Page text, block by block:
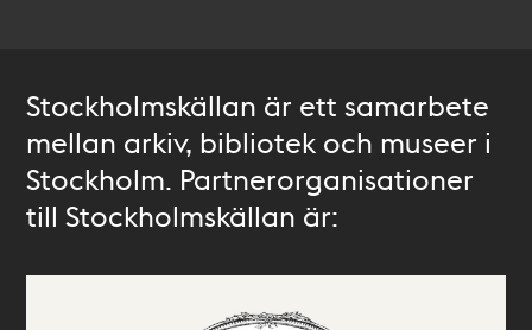
Stockholmskällan är ett samarbete
mellan arkiv, bibliotek och museer i
Stockholm. Partnerorganisationer
till Stockholmskällan är: